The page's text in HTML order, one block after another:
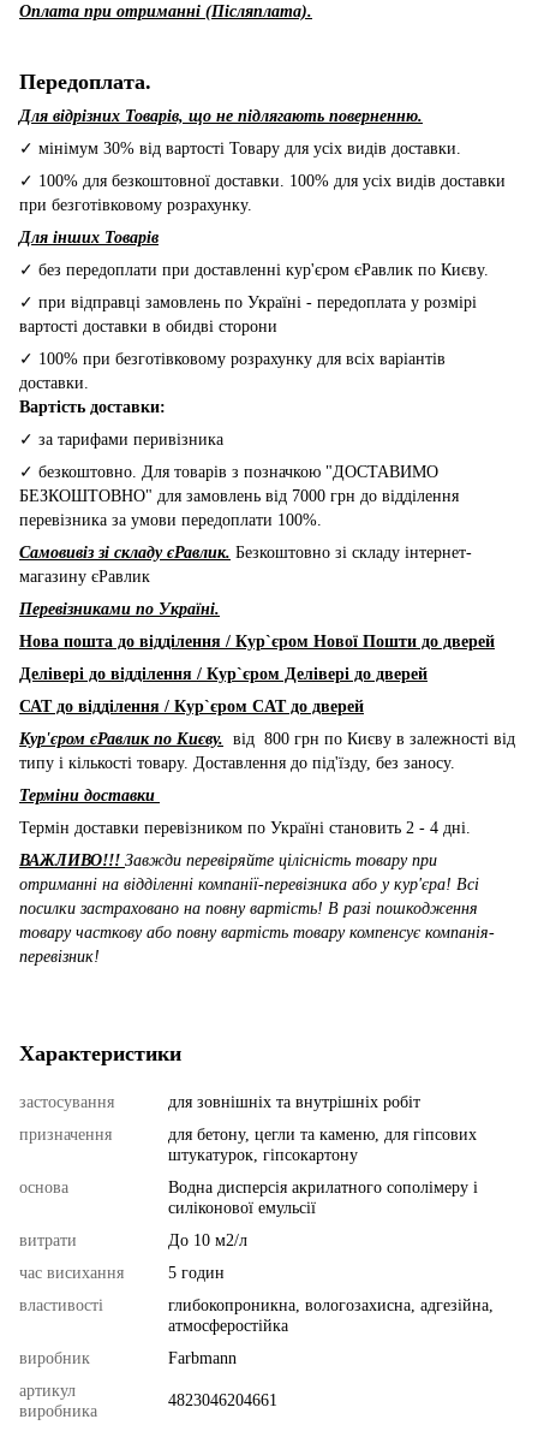
Оплата при отриманні (Післяплата).
Передоплата.
Для відрізних Товарів, що не підлягають поверненню.
✓ мінімум 30% від вартості Товару для усіх видів доставки.
✓ 100% для безкоштовної доставки. 100% для усіх видів доставки
при безготівковому розрахунку.
Для інших Товарів
✓ без передоплати при доставленні кур'єром єРавлик по Києву.
✓ при відправці замовлень по Україні - передоплата у розмірі
вартості доставки в обидві сторони
✓ 100% при безготівковому розрахунку для всіх варіантів
доставки.
Вартість доставки:
✓ за тарифами перивізника
✓ безкоштовно. Для товарів з позначкою "ДОСТАВИМО
БЕЗКОШТОВНО" для замовлень від 7000 грн до відділення
перевізника за умови передоплати 100%.
Самовивіз зі складу єРавлик. Безкоштовно зі складу інтернет-
магазину єРавлик
Перевізниками по Україні.
Нова пошта до відділення / Кур`єром Нової Пошти до дверей
Делівері до відділення / Кур`єром Делівері до дверей
САТ до відділення / Кур`єром CAT до дверей
Кур'єром єРавлик по Києву. від 800 грн по Києву в залежності від
типу і кількості товару. Доставлення до під'їзду, без заносу.
Терміни доставки
Термін доставки перевізником по Україні становить 2 - 4 дні.
ВАЖЛИВО!!! Завжди перевіряйте цілісність товару при
отриманні на відділенні компанії-перевізника або у кур'єра! Всі
посилки застраховано на повну вартість! В разі пошкодження
товару часткову або повну вартість товару компенсує компанія-
перевізник!
Характеристики
застосування
для зовнішніх та внутрішніх робіт
призначення
для бетону, цегли та каменю, для гіпсових
штукатурок, гіпсокартону
основа
Водна дисперсія акрилатного сополімеру і
силіконової емульсії
витрати
До 10 м2/л
час висихання
5 годин
властивості
глибокопроникна, вологозахисна, адгезійна,
атмосферостійка
виробник
Farbmann
артикул
виробника
4823046204661